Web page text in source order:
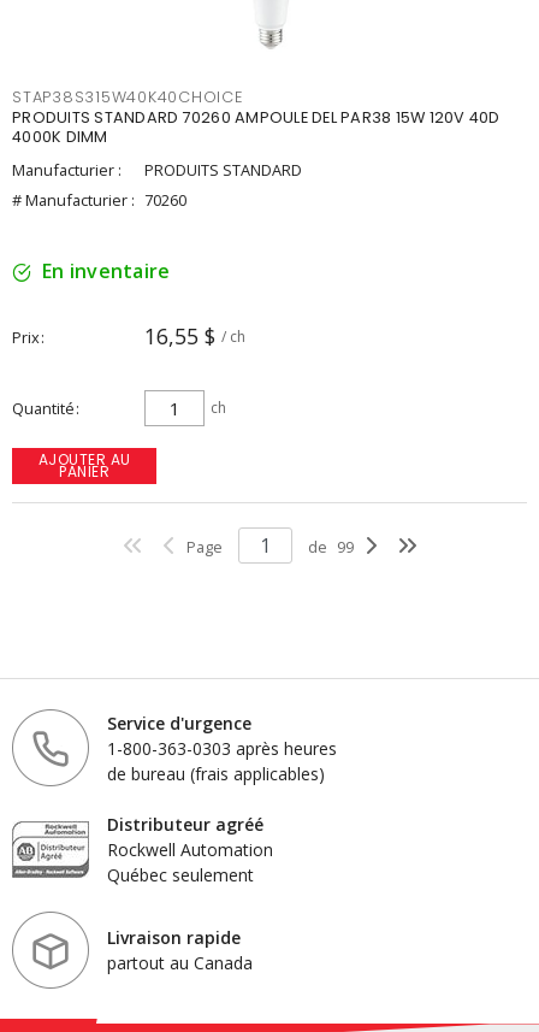
STAP38S315W40K40CHOICE
PRODUITS STANDARD 70260 AMPOULE DEL PAR38 15W 120V 40D
4000K DIMM
Manufacturier :
PRODUITS STANDARD
# Manufacturier : 70260
En inventaire
Prix 16,55 $ / ch
Quantité ch
AJOUTER AU
PANIER
Page de 99
Service d'urgence
1-800-363-0303 après heures
de bureau (frais applicables)
Distributeur agréé
Rockwell Automation
Québec seulement
Livraison rapide
partout au Canada